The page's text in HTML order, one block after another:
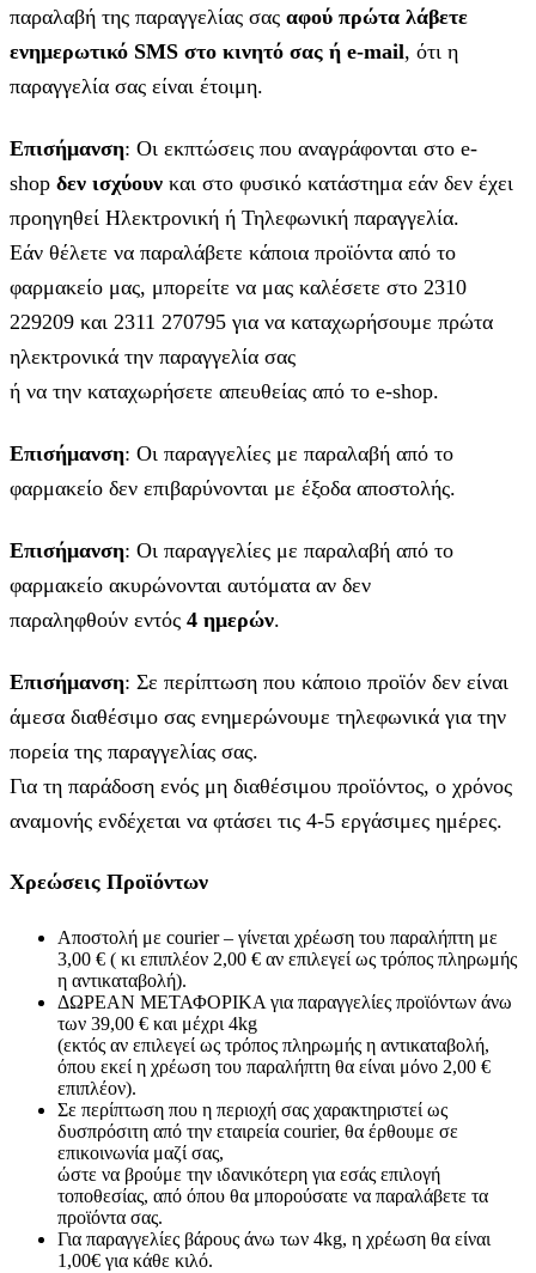
παραλαβή της παραγγελίας σας αφού πρώτα λάβετε
ενημερωτικό SMS στο κινητό σας ή e-mail, ότι η
παραγγελία σας είναι έτοιμη.
Επισήμανση: Οι εκπτώσεις που αναγράφονται στο e-
shop δεν ισχύουν και στο φυσικό κατάστημα εάν δεν έχει
προηγηθεί Ηλεκτρονική ή Τηλεφωνική παραγγελία.
Εάν θέλετε να παραλάβετε κάποια προϊόντα από το
φαρμακείο μας, μπορείτε να μας καλέσετε στο 2310
229209 και 2311 270795 για να καταχωρήσουμε πρώτα
ηλεκτρονικά την παραγγελία σας
ή να την καταχωρήσετε απευθείας από το e-shop.
Επισήμανση: Οι παραγγελίες με παραλαβή από το
φαρμακείο δεν επιβαρύνονται με έξοδα αποστολής.
Επισήμανση: Οι παραγγελίες με παραλαβή από το
φαρμακείο ακυρώνονται αυτόματα αν δεν
παραληφθούν εντός 4 ημερών.
Επισήμανση: Σε περίπτωση που κάποιο προϊόν δεν είναι
άμεσα διαθέσιμο σας ενημερώνουμε τηλεφωνικά για την
πορεία της παραγγελίας σας.
Για τη παράδοση ενός μη διαθέσιμου προϊόντος, ο χρόνος
αναμονής ενδέχεται να φτάσει τις 4-5 εργάσιμες ημέρες.
Χρεώσεις Προϊόντων
Αποστολή με courier – γίνεται χρέωση του παραλήπτη με
3,00 € ( κι επιπλέον 2,00 € αν επιλεγεί ως τρόπος πληρωμής
η αντικαταβολή).
ΔΩΡΕΑΝ ΜΕΤΑΦΟΡΙΚΑ για παραγγελίες προϊόντων άνω
των 39,00 € και μέχρι 4kg
(εκτός αν επιλεγεί ως τρόπος πληρωμής η αντικαταβολή,
όπου εκεί η χρέωση του παραλήπτη θα είναι μόνο 2,00 €
επιπλέον).
Σε περίπτωση που η περιοχή σας χαρακτηριστεί ως
δυσπρόσιτη από την εταιρεία courier, θα έρθουμε σε
επικοινωνία μαζί σας,
ώστε να βρούμε την ιδανικότερη για εσάς επιλογή
τοποθεσίας, από όπου θα μπορούσατε να παραλάβετε τα
προϊόντα σας.
Για παραγγελίες βάρους άνω των 4kg, η χρέωση θα είναι
1,00€ για κάθε κιλό.